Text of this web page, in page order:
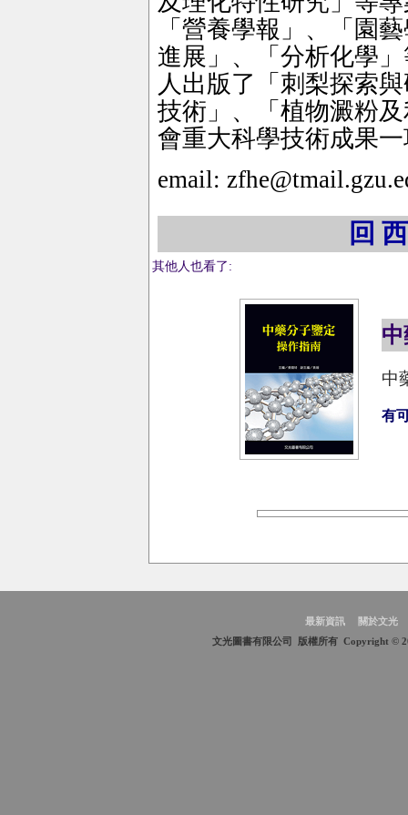
「營養學報」、「園
進展」、「分析化學
人出版了「刺梨探索
技術」、「植物澱粉
會重大科學技術成果
email:
回
其他人也看了:
中
有
最新資訊
關於文光
文光圖書有限公司 版權所有 Copyright ©